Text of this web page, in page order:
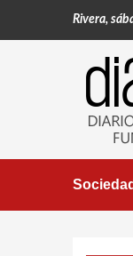
Rivera,
Sociedad